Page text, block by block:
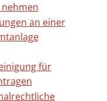
an einer
für